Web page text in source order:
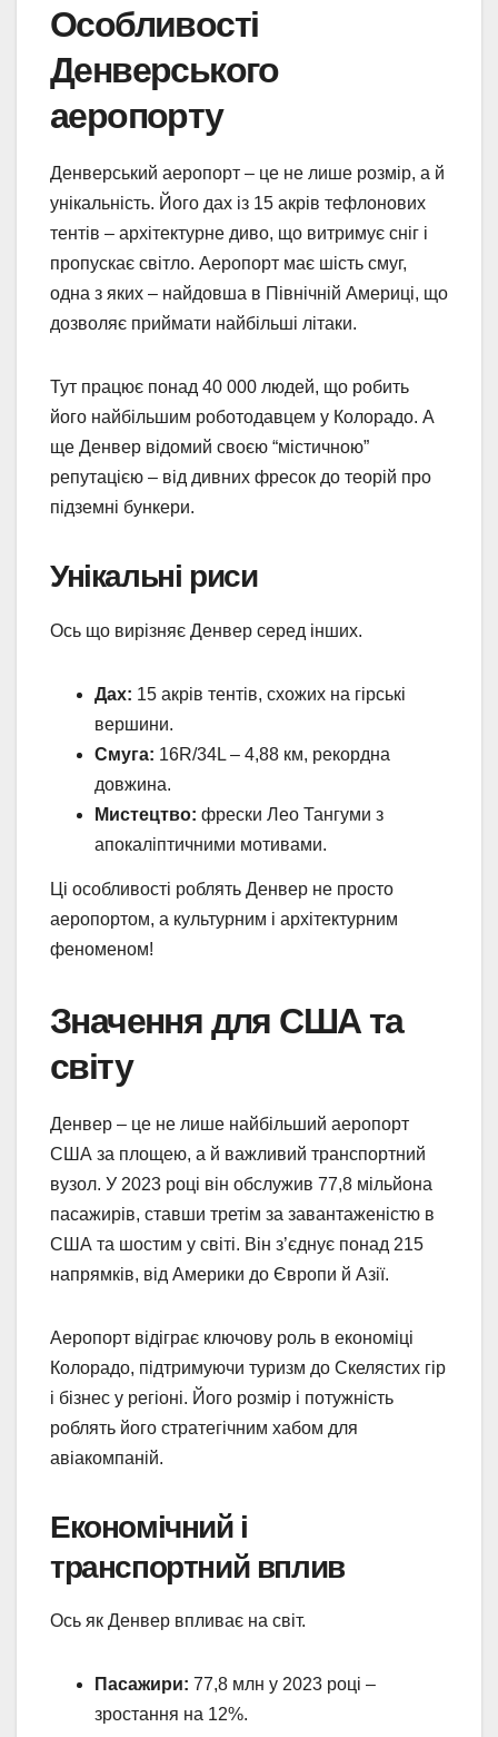
Особливості
Денверського
аеропорту
Денверський аеропорт – це не лише розмір, а й
унікальність. Його дах із 15 акрів тефлонових
тентів – архітектурне диво, що витримує сніг і
пропускає світло. Аеропорт має шість смуг,
одна з яких – найдовша в Північній Америці, що
дозволяє приймати найбільші літаки.
Тут працює понад 40 000 людей, що робить
його найбільшим роботодавцем у Колорадо. А
ще Денвер відомий своєю “містичною”
репутацією – від дивних фресок до теорій про
підземні бункери.
Унікальні риси
Ось що вирізняє Денвер серед інших.
Дах: 15 акрів тентів, схожих на гірські
вершини.
Смуга: 16R/34L – 4,88 км, рекордна
довжина.
Мистецтво: фрески Лео Тангуми з
апокаліптичними мотивами.
Ці особливості роблять Денвер не просто
аеропортом, а культурним і архітектурним
феноменом!
Значення для США та
світу
Денвер – це не лише найбільший аеропорт
США за площею, а й важливий транспортний
вузол. У 2023 році він обслужив 77,8 мільйона
пасажирів, ставши третім за завантаженістю в
США та шостим у світі. Він з’єднує понад 215
напрямків, від Америки до Європи й Азії.
Аеропорт відіграє ключову роль в економіці
Колорадо, підтримуючи туризм до Скелястих гір
і бізнес у регіоні. Його розмір і потужність
роблять його стратегічним хабом для
авіакомпаній.
Економічний і
транспортний вплив
Ось як Денвер впливає на світ.
Пасажири: 77,8 млн у 2023 році –
зростання на 12%.